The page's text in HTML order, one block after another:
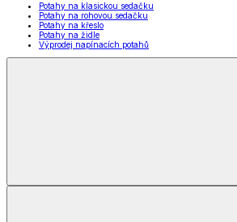
Potahy na klasickou sedačku
Potahy na rohovou sedačku
Potahy na křeslo
Potahy na židle
Výprodej napínacích potahů